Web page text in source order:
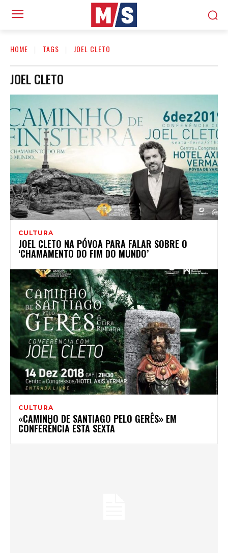
HOME TAGS JOEL CLETO
JOEL CLETO
CULTURA
JOEL CLETO NA PÓVOA PARA FALAR SOBRE O
‘CHAMAMENTO DO FIM DO MUNDO’
CULTURA
«CAMINHO DE SANTIAGO PELO GERÊS» EM
CONFERÊNCIA ESTA SEXTA